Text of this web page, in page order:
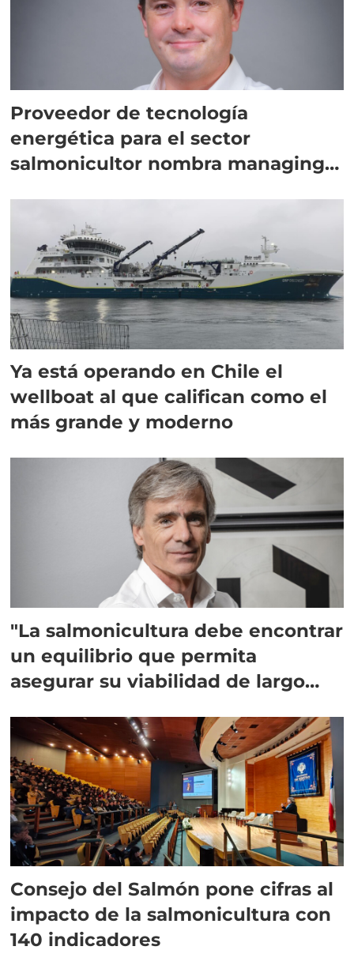
Proveedor de tecnología
energética para el sector
salmonicultor nombra managing
Ya está operando en Chile el
wellboat al que califican como el
más grande y moderno
"La salmonicultura debe encontrar
un equilibrio que permita
asegurar su viabilidad de largo
Consejo del Salmón pone cifras al
impacto de la salmonicultura con
140 indicadores